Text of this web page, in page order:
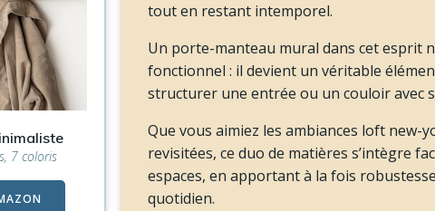
7 coloris
tout en restant intemporel.
Un porte-manteau mural dans cet esprit
fonctionnel : il devient un véritable
structurer une entrée ou un couloir avec
Que vous aimiez les ambiances loft new-
revisitées, ce duo de matières s’intègre
espaces, en apportant à la fois
quotidien.